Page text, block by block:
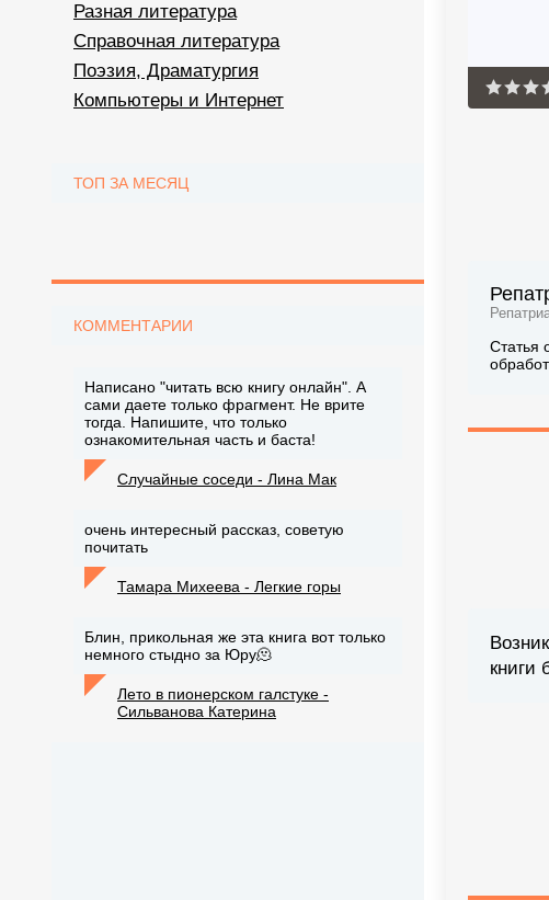
Статья
книги
Разная литература
Справочная литература
Поэзия, Драматургия
Компьютеры и Интернет
ТОП ЗА МЕСЯЦ
КОММЕНТАРИИ
Написано "читать всю книгу онлайн". А
сами даете только фрагмент. Не врите
тогда. Напишите, что только
ознакомительная часть и баста!
Случайные соседи - Лина Мак
очень интересный рассказ, советую
почитать
Тамара Михеева - Легкие горы
Блин, прикольная же эта книга вот только
немного стыдно за Юру🫠
Лето в пионерском галстуке -
Сильванова Катерина